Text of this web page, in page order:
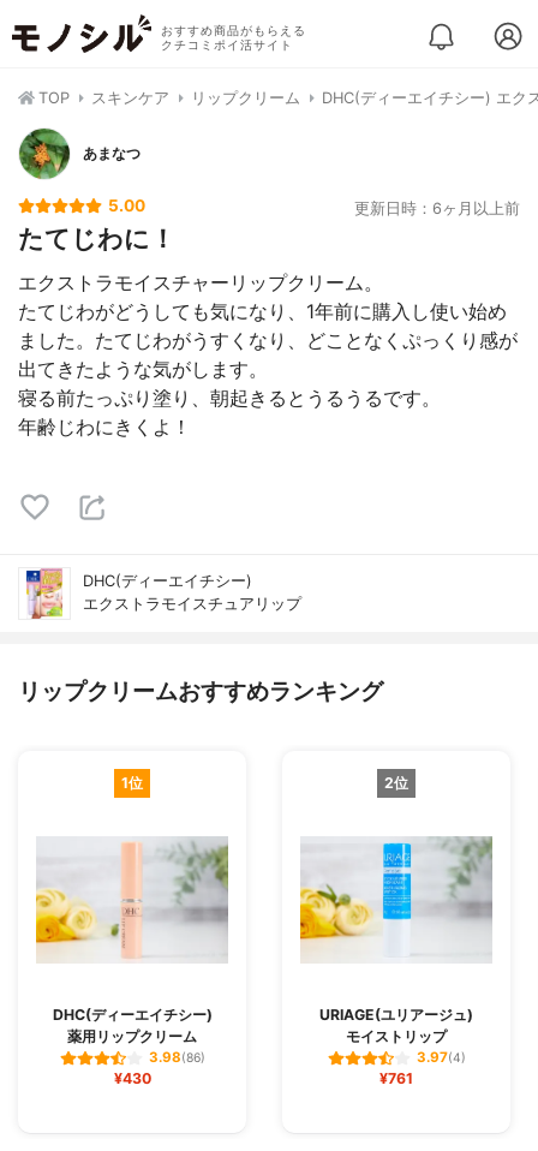
おすすめ商品がもらえる
クチコミポイ活サイト
TOP スキンケア リップクリーム DHC(ディーエイチシー) エク
あまなつ
5.00 更新日時：6ヶ月以上前
たてじわに！
エクストラモイスチャーリップクリーム。
たてじわがどうしても気になり、1年前に購入し使い始め
ました。たてじわがうすくなり、どことなくぷっくり感が
出てきたような気がします。
寝る前たっぷり塗り、朝起きるとうるうるです。
年齢じわにきくよ！
DHC(ディーエイチシー)
エクストラモイスチュアリップ
リップクリームおすすめランキング
1位
DHC(ディーエイチシー)
薬用リップクリーム
3.98(86)
¥430
2位
URIAGE(ユリアージュ)
モイストリップ
3.97(4)
¥761